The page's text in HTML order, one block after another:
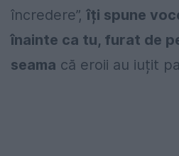
încredere”,îți spune
înainte ca tu, furat de
seama că eroii au iuțit